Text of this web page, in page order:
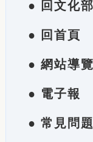
● 回文化
● 回首頁
● 網站導覽
● 電子報
● 常見問題